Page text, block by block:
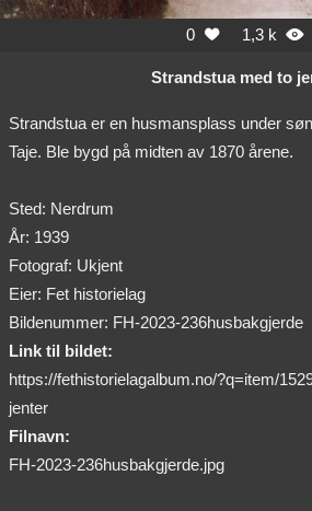
0  1,3 k 
Strandstua med to
Strandstua er en husmansplass under
Taje. Ble bygd på midten av 1870 årene.
Sted: Nerdrum
År: 1939
Fotograf: Ukjent
Eier: Fet historielag
Bildenummer: FH-2023-236husbakgjerde
Link til bildet:
https://fethistorielagalbum.no/?q=item/
jenter
Filnavn:
FH-2023-236husbakgjerde.jpg